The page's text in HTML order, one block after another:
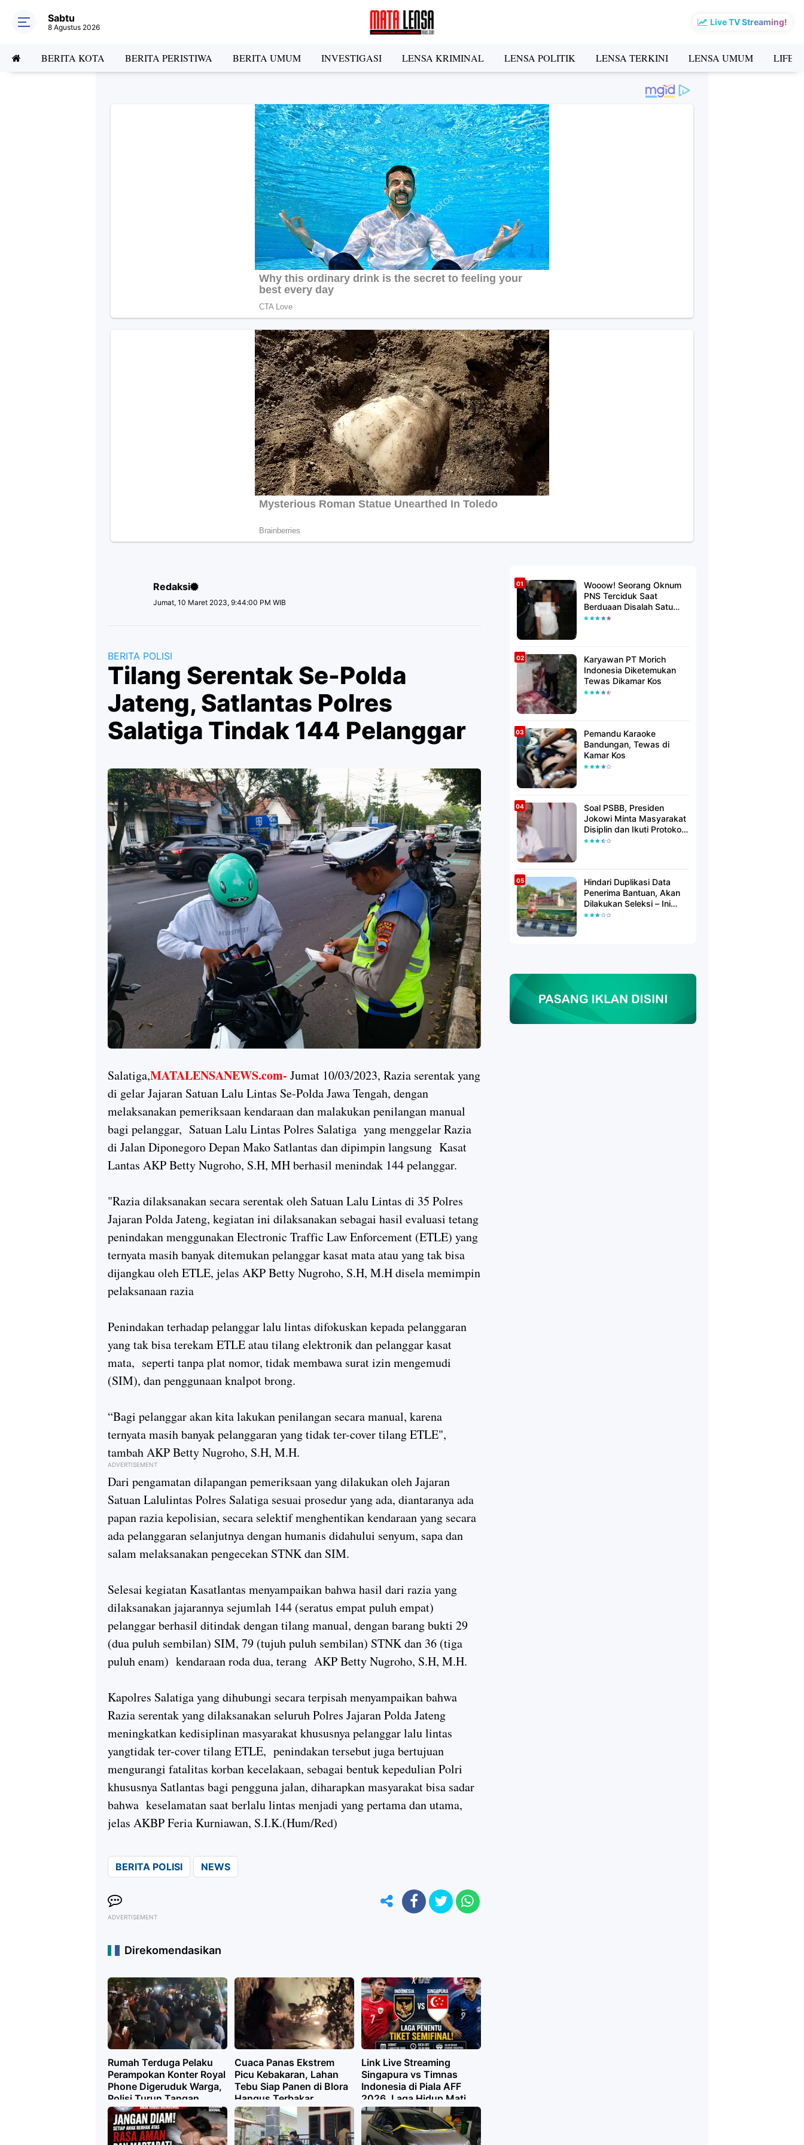
Live TV Streaming!
Sabtu
8 Agustus 2026
BERITA KOTA BERITA PERISTIWA BERITA UMUM INVESTIGASI LENSA KRIMINAL LENSA POLITIK LENSA TERKINI LENSA UMUM
Redaksi
Jumat, 10 Maret 2023, 9:44:00 PM WIB
BERITA POLISI
Tilang Serentak Se-Polda
Jateng, Satlantas Polres
Salatiga Tindak 144 Pelanggar
Salatiga,MATALENSANEWS.com- Jumat 10/03/2023, Razia serentak yang
di gelar Jajaran Satuan Lalu Lintas Se-Polda Jawa Tengah, dengan
melaksanakan pemeriksaan kendaraan dan malakukan penilangan manual
bagi pelanggar, Satuan Lalu Lintas Polres Salatiga yang menggelar Razia
di Jalan Diponegoro Depan Mako Satlantas dan dipimpin langsung Kasat
Lantas AKP Betty Nugroho, S.H, MH berhasil menindak 144 pelanggar.
"Razia dilaksanakan secara serentak oleh Satuan Lalu Lintas di 35 Polres
Jajaran Polda Jateng, kegiatan ini dilaksanakan sebagai hasil evaluasi tetang
penindakan menggunakan Electronic Traffic Law Enforcement (ETLE) yang
ternyata masih banyak ditemukan pelanggar kasat mata atau yang tak bisa
dijangkau oleh ETLE, jelas AKP Betty Nugroho, S.H, M.H disela memimpin
pelaksanaan razia
Penindakan terhadap pelanggar lalu lintas difokuskan kepada pelanggaran
yang tak bisa terekam ETLE atau tilang elektronik dan pelanggar kasat
mata, seperti tanpa plat nomor, tidak membawa surat izin mengemudi
(SIM), dan penggunaan knalpot brong.
“Bagi pelanggar akan kita lakukan penilangan secara manual, karena
ternyata masih banyak pelanggaran yang tidak ter-cover tilang ETLE",
tambah AKP Betty Nugroho, S.H, M.H.
ADVERTISEMENT
Dari pengamatan dilapangan pemeriksaan yang dilakukan oleh Jajaran
Satuan Lalulintas Polres Salatiga sesuai prosedur yang ada, diantaranya ada
papan razia kepolisian, secara selektif menghentikan kendaraan yang secara
ada pelanggaran selanjutnya dengan humanis didahului senyum, sapa dan
salam melaksanakan pengecekan STNK dan SIM.
Selesai kegiatan Kasatlantas menyampaikan bahwa hasil dari razia yang
dilaksanakan jajarannya sejumlah 144 (seratus empat puluh empat)
pelanggar berhasil ditindak dengan tilang manual, dengan barang bukti 29
(dua puluh sembilan) SIM, 79 (tujuh puluh sembilan) STNK dan 36 (tiga
puluh enam) kendaraan roda dua, terang AKP Betty Nugroho, S.H, M.H.
Kapolres Salatiga yang dihubungi secara terpisah menyampaikan bahwa
Razia serentak yang dilaksanakan seluruh Polres Jajaran Polda Jateng
meningkatkan kedisiplinan masyarakat khususnya pelanggar lalu lintas
yangtidak ter-cover tilang ETLE, penindakan tersebut juga bertujuan
mengurangi fatalitas korban kecelakaan, sebagai bentuk kepedulian Polri
khususnya Satlantas bagi pengguna jalan, diharapkan masyarakat bisa sadar
bahwa keselamatan saat berlalu lintas menjadi yang pertama dan utama,
jelas AKBP Feria Kurniawan, S.I.K.(Hum/Red)
BERITA POLISI NEWS
ADVERTISEMENT
Direkomendasikan
Rumah Terduga Pelaku
Perampokan Konter Royal
Phone Digeruduk Warga,
Polisi Turun Tangan
Cuaca Panas Ekstrem
Picu Kebakaran, Lahan
Tebu Siap Panen di Blora
Hangus Terbakar
Link Live Streaming
Singapura vs Timnas
Indonesia di Piala AFF
2026, Laga Hidup Mati
Garuda Malam Ini
Wooow! Seorang Oknum
PNS Terciduk Saat
Berduaan Disalah Satu
Kamar Hotel Salatiga
Karyawan PT Morich
Indonesia Diketemukan
Tewas Dikamar Kos
Pemandu Karaoke
Bandungan, Tewas di
Kamar Kos
Soal PSBB, Presiden
Jokowi Minta Masyarakat
Disiplin dan Ikuti Protokol
Kesehatan
Hindari Duplikasi Data
Penerima Bantuan, Akan
Dilakukan Seleksi – Ini
Penjelasanya